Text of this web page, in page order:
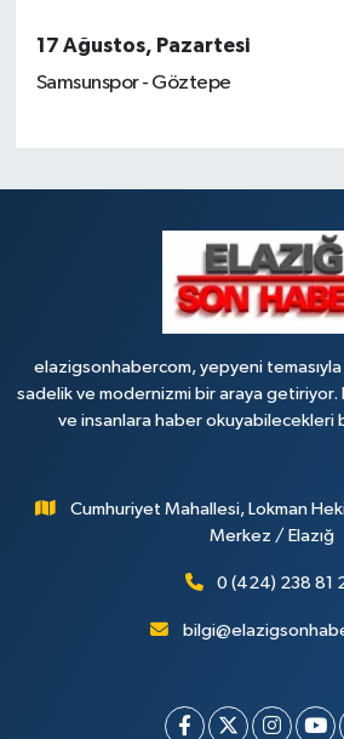
17 Ağustos, Pazartesi
Samsunspor - Göztepe
elazigsonhabercom, yepyeni
sadelik ve modernizmi bir araya getiriyor.
ve insanlara haber okuyabilecekleri
Cumhuriyet Mahallesi, Lokman
Merkez / Elazığ
0 (424) 238 81